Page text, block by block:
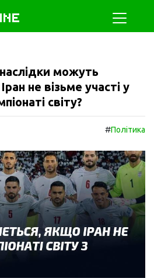
можуть
не візьме участі у
світу?
#Політика